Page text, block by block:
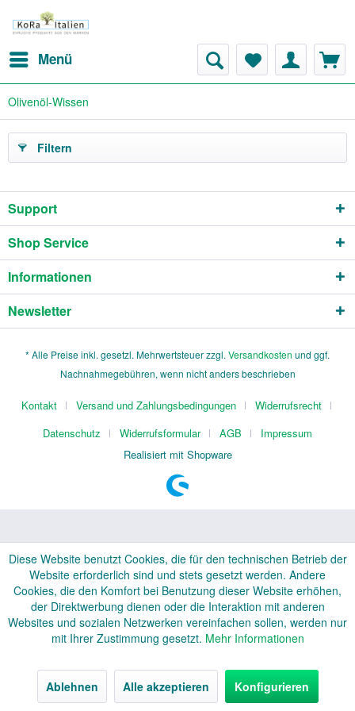
Menü
Olivenöl-Wissen
Filtern
Support
Shop Service
Informationen
Newsletter
* Alle Preise inkl. gesetzl. Mehrwertsteuer zzgl. Versandkosten und ggf.
Nachnahmegebühren, wenn nicht anders beschrieben
Kontakt Versand und Zahlungsbedingungen
Widerrufsrecht
Datenschutz
Widerrufsformular AGB
Impressum
Realisiert mit Shopware
Diese Website benutzt Cookies, die für den technischen Betrieb der
Website erforderlich sind und stets gesetzt werden. Andere
Cookies, die den Komfort bei Benutzung dieser Website erhöhen,
der Direktwerbung dienen oder die Interaktion mit anderen
Websites und sozialen Netzwerken vereinfachen sollen, werden nur
mit Ihrer Zustimmung gesetzt. Mehr Informationen
Ablehnen Alle akzeptieren Konfigurieren